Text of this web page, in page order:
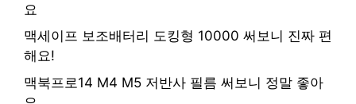
요
맥세이프 보조배터리 도킹형 10000 써보니 진짜 편
해요!
맥북프로14 M4 M5 저반사 필름 써보니 정말 좋아